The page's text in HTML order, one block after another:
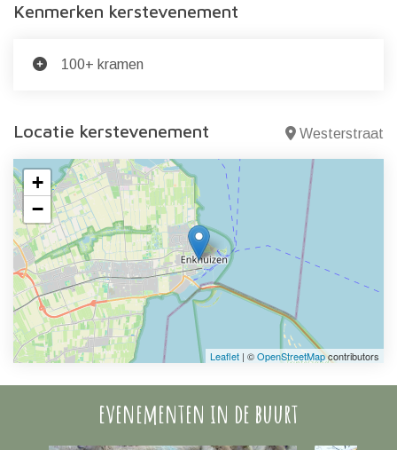
Kenmerken kerstevenement
100+ kramen
Locatie kerstevenement Westerstraat
+
−
Leaflet | ©OpenStreetMapcontributors
evenementen in de buurt